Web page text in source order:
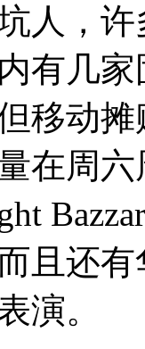
人，
有几
移动
在周
且还
演。